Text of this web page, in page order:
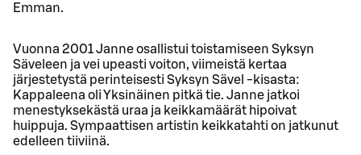
Emman.
Vuonna 2001 Janne osallistui toistamiseen Syksyn
Säveleen ja vei upeasti voiton, viimeistä kertaa
järjestetystä perinteisesti Syksyn Sävel -kisasta:
Kappaleena oli Yksinäinen pitkä tie. Janne jatkoi
menestyksekästä uraa ja keikkamäärät hipoivat
huippuja. Sympaattisen artistin keikkatahti on jatkunut
edelleen tiiviinä.